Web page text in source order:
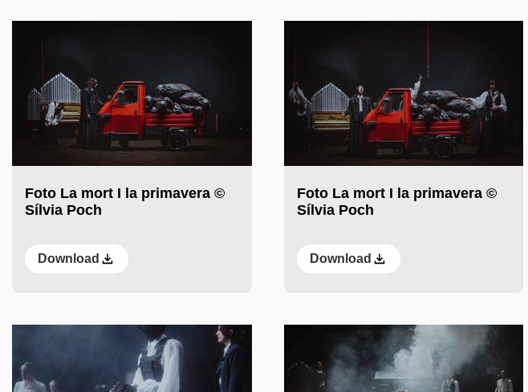
Foto La mort I la primavera ©
Sílvia Poch
Download
Foto La mort I la primavera ©
Sílvia Poch
Download